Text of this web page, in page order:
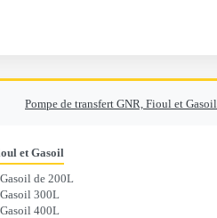
Pompe de transfert GNR, Fioul et Gasoil
et Gasoil
de 200L
300L
400L